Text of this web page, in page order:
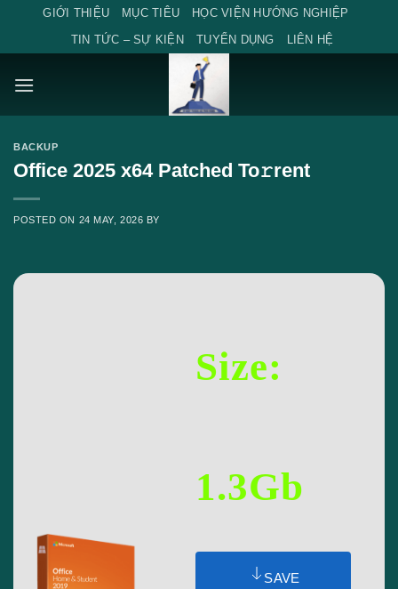
content
GIỚI THIỆU MỤC TIÊU
HỌC VIỆN HƯỚNG NGHIỆP
TIN TỨC – SỰ KIỆN
TUYỂN DỤNG LIÊN HỆ
BACKUP
Office 2025 x64 Patched To𝚛rent
POSTED ON 24 MAY, 2026 BY
Size:
1.3Gb
SAVE